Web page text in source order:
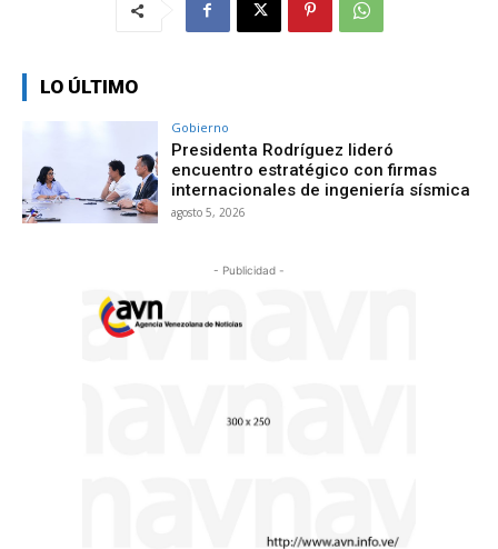
LO ÚLTIMO
Gobierno
Presidenta Rodríguez lideró
encuentro estratégico con firmas
internacionales de ingeniería sísmica
agosto 5, 2026
- Publicidad -